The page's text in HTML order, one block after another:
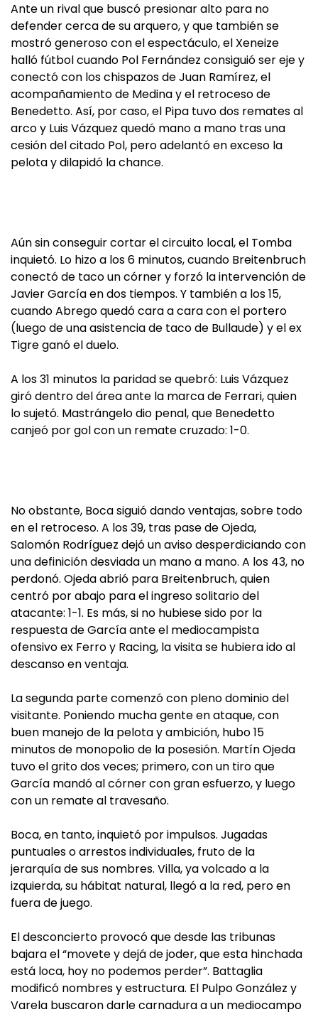
Ante un rival que buscó presionar alto para no
defender cerca de su arquero, y que también se
mostró generoso con el espectáculo, el Xeneize
halló fútbol cuando Pol Fernández consiguió ser eje y
conectó con los chispazos de Juan Ramírez, el
acompañamiento de Medina y el retroceso de
Benedetto. Así, por caso, el Pipa tuvo dos remates al
arco y Luis Vázquez quedó mano a mano tras una
cesión del citado Pol, pero adelantó en exceso la
pelota y dilapidó la chance.
Aún sin conseguir cortar el circuito local, el Tomba
inquietó. Lo hizo a los 6 minutos, cuando Breitenbruch
conectó de taco un córner y forzó la intervención de
Javier García en dos tiempos. Y también a los 15,
cuando Abrego quedó cara a cara con el portero
(luego de una asistencia de taco de Bullaude) y el ex
Tigre ganó el duelo.
A los 31 minutos la paridad se quebró: Luis Vázquez
giró dentro del área ante la marca de Ferrari, quien
lo sujetó. Mastrángelo dio penal, que Benedetto
canjeó por gol con un remate cruzado: 1-0.
No obstante, Boca siguió dando ventajas, sobre todo
en el retroceso. A los 39, tras pase de Ojeda,
Salomón Rodríguez dejó un aviso desperdiciando con
una definición desviada un mano a mano. A los 43, no
perdonó. Ojeda abrió para Breitenbruch, quien
centró por abajo para el ingreso solitario del
atacante: 1-1. Es más, si no hubiese sido por la
respuesta de García ante el mediocampista
ofensivo ex Ferro y Racing, la visita se hubiera ido al
descanso en ventaja.
La segunda parte comenzó con pleno dominio del
visitante. Poniendo mucha gente en ataque, con
buen manejo de la pelota y ambición, hubo 15
minutos de monopolio de la posesión. Martín Ojeda
tuvo el grito dos veces; primero, con un tiro que
García mandó al córner con gran esfuerzo, y luego
con un remate al travesaño.
Boca, en tanto, inquietó por impulsos. Jugadas
puntuales o arrestos individuales, fruto de la
jerarquía de sus nombres. Villa, ya volcado a la
izquierda, su hábitat natural, llegó a la red, pero en
fuera de juego.
El desconcierto provocó que desde las tribunas
bajara el “movete y dejá de joder, que esta hinchada
está loca, hoy no podemos perder”. Battaglia
modificó nombres y estructura. El Pulpo González y
Varela buscaron darle carnadura a un mediocampo